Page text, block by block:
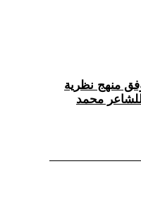
وفق منهج نظرية
محمد